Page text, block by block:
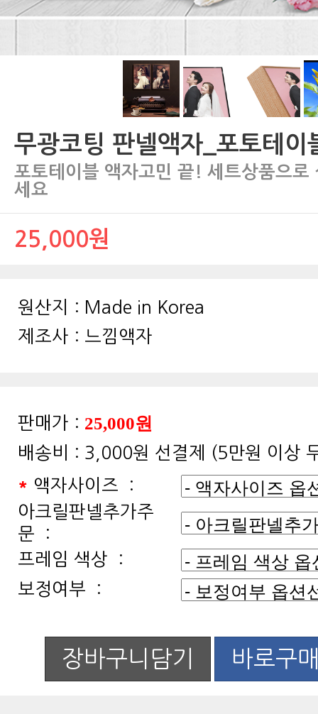
무광코팅 판넬액자_포토테이
세요
25,000원
원산지 : Made in Korea
제조사 : 느낌액자
판매가 : 25,000원
배송비 : 3,000원 선결제 (5만원 이상
* 액자사이즈 :
문 :
프레임 색상 :
보정여부 :
장바구니담기 바로구